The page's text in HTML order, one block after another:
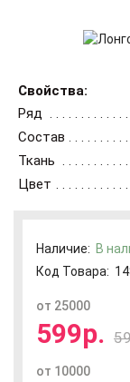
Свойства:
Ряд
Состав
Ткань
Цвет
Наличие: В
Код Товара:
от 25000
599р.
от 10000